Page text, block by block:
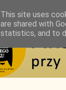
This site uses
are shared with
statistics, and to